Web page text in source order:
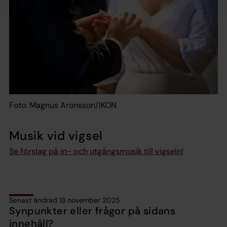
Foto: Magnus Aronsson/IKON
Musik vid vigsel
Se förslag på in- och utgångsmusik till vigseln!
Senast ändrad 13 november 2025
Synpunkter eller frågor på sidans
innehåll?